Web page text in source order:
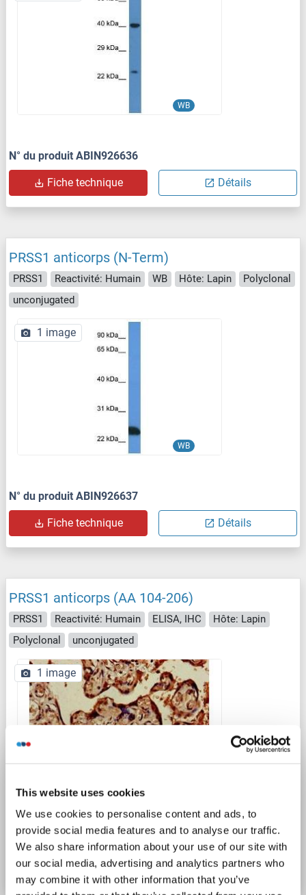
This website uses cookies
We use cookies to personalise content and ads, to
provide social media features and to analyse our traffic.
We also share information about your use of our site with
our social media, advertising and analytics partners who
may combine it with other information that you’ve
WB
N° du produit ABIN926636
Fiche technique Détails
PRSS1 anticorps (N-Term)
PRSS1 Reactivité: Humain WB Hôte: Lapin
Polyclonal
unconjugated
WB
1 image
N° du produit ABIN926637
Fiche technique Détails
PRSS1 anticorps (AA 104-206)
PRSS1 Reactivité: Humain ELISA, IHC
Hôte: Lapin
Polyclonal
unconjugated
1 image
N° du produit ABIN7173594
Fiche technique Détails